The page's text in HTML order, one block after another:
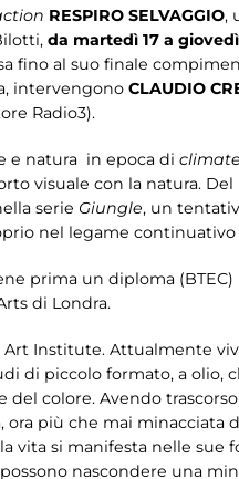
RESPIRO SELVAGGIO,
da martedì 17 a
fino al suo finale
intervengono CLAUDIO
Radio3).
e natura in epoca di
visuale con la natura. Del
serie Giungle, un
nel legame continuativo
prima un diploma
di Londra.
Institute. Attualmente
di piccolo formato, a olio,
colore. Avendo trascorso
più che mai minacciata
vita si manifesta nelle sue
nascondere una